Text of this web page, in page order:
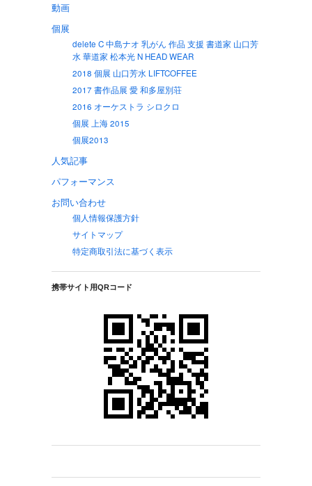
動画
個展
delete C 中島ナオ 乳がん 作品 支援 書道家 山口芳
水 華道家 松本光 N HEAD WEAR
2018 個展 山口芳水 LIFTCOFFEE
2017 書作品展 愛 和多屋別荘
2016 オーケストラ シロクロ
個展 上海 2015
個展2013
人気記事
パフォーマンス
お問い合わせ
個人情報保護方針
サイトマップ
特定商取引法に基づく表示
携帯サイト用QRコード